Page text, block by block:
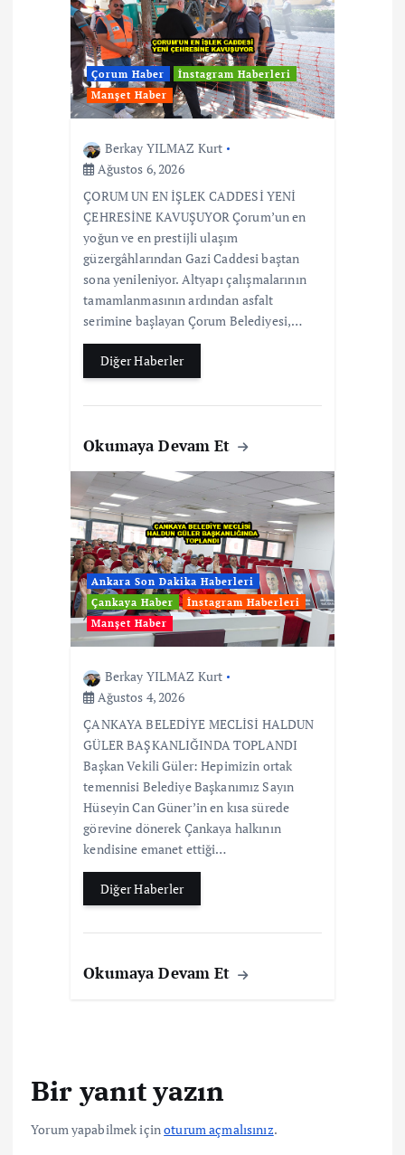
Çorum Haber
İnstagram Haberleri
Manşet Haber
Berkay YILMAZ Kurt
Ağustos 6, 2026
ÇORUM UN EN İŞLEK CADDESİ YENİ
ÇEHRESİNE KAVUŞUYOR Çorum’un en
yoğun ve en prestijli ulaşım
güzergâhlarından Gazi Caddesi baştan
sona yenileniyor. Altyapı çalışmalarının
tamamlanmasının ardından asfalt
serimine başlayan Çorum Belediyesi,…
Diğer Haberler
Okumaya Devam Et
Ankara Son Dakika Haberleri
Çankaya Haber
İnstagram Haberleri
Manşet Haber
Berkay YILMAZ Kurt
Ağustos 4, 2026
ÇANKAYA BELEDİYE MECLİSİ HALDUN
GÜLER BAŞKANLIĞINDA TOPLANDI
Başkan Vekili Güler: Hepimizin ortak
temennisi Belediye Başkanımız Sayın
Hüseyin Can Güner’in en kısa sürede
görevine dönerek Çankaya halkının
kendisine emanet ettiği…
Diğer Haberler
Okumaya Devam Et
Bir yanıt yazın
Yorum yapabilmek içinoturum açmalısınız.